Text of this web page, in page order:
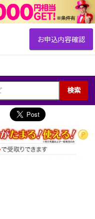
検索